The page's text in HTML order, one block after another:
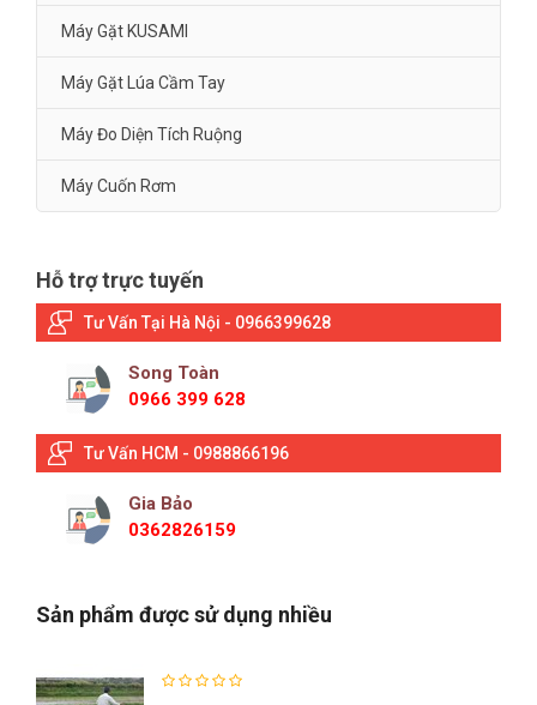
Máy Gặt KUSAMI
Máy Gặt Lúa Cầm Tay
Máy Đo Diện Tích Ruộng
Máy Cuốn Rơm
Hỗ trợ trực tuyến
Tư Vấn Tại Hà Nội - 0966399628
Song Toàn
0966 399 628
Tư Vấn HCM - 0988866196
Gia Bảo
0362826159
Sản phẩm được sử dụng nhiều